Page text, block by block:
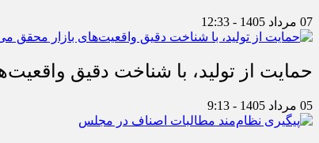
07 مرداد 1405 - 12:33
حمایت از تولید، با شناخت دقیق
05 مرداد 1405 - 9:13